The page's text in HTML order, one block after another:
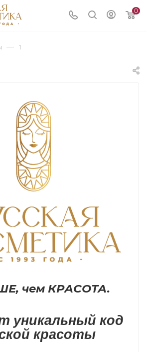
0
— 1
чем КРАСОТА.
уникальный код
красоты